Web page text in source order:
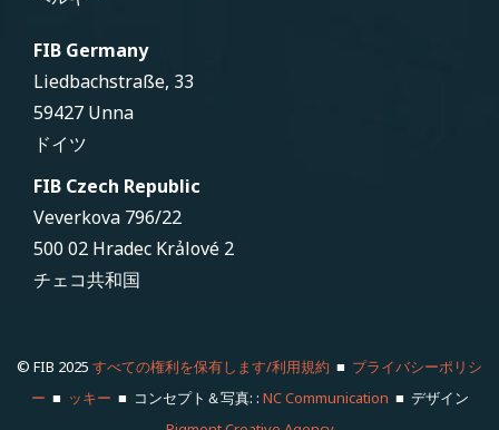
FIB Germany
Liedbachstraße, 33
59427 Unna
ドイツ
FIB Czech Republic
Veverkova 796/22
500 02 Hradec Krảlové 2
チェコ共和国
© FIB 2025 すべての権利を保有します/利用規約 ■ プライバシーポリシ
ー ■ ッキー ■ コンセプト＆写真: : NC Communication ■ デザイン